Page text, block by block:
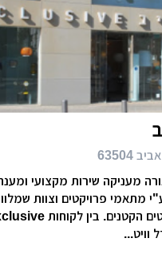
מעניקה שירות מקצועי
מתאמי פרויקטים וצוות
וויט...